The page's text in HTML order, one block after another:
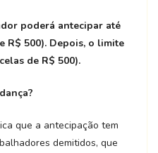
poderá antecipar até
R$ 500). Depois, o limite
de R$ 500).
que a antecipação tem
demitidos, que